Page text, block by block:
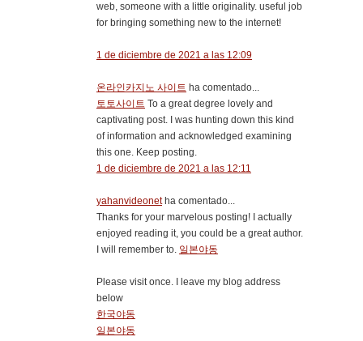
web, someone with a little originality. useful job
for bringing something new to the internet!
1 de diciembre de 2021 a las 12:09
온라인카지노 사이트 ha comentado...
토토사이트 To a great degree lovely and
captivating post. I was hunting down this kind
of information and acknowledged examining
this one. Keep posting.
1 de diciembre de 2021 a las 12:11
yahanvideonetha comentado...
Thanks for your marvelous posting! I actually
enjoyed reading it, you could be a great author.
I will remember to. 일본야동
Please visit once. I leave my blog address
below
한국야동
일본야동